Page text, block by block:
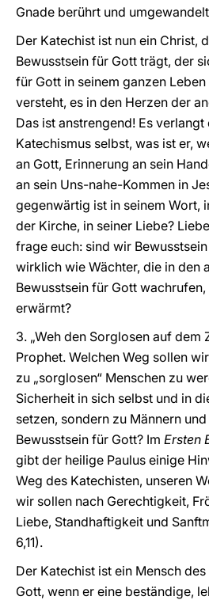
Gnade berührt und
Der Katechist ist nun ein Christ,
Bewusstsein für Gott trägt, der
für Gott in seinem ganzen
versteht, es in den Herzen der
Das ist anstrengend! Es
Katechismus selbst, was ist er,
an Gott, Erinnerung an sein
an sein Uns-nahe-Kommen in
gegenwärtig ist in seinem Wort,
der Kirche, in seiner Liebe?
frage euch: sind wir
wirklich wie Wächter, die in den
Bewusstsein für Gott
erwärmt?
3. „Weh den Sorglosen auf dem
Prophet. Welchen Weg sollen
zu „sorglosen“ Menschen zu
Sicherheit in sich selbst und in
setzen, sondern zu Männern
Bewusstsein für Gott? Im Ersten
gibt der heilige Paulus einige
Weg des Katechisten, unseren
wir sollen nach Gerechtigkeit,
Liebe, Standhaftigkeit und
6,11).
Der Katechist ist ein Mensch
Gott, wenn er eine beständige,